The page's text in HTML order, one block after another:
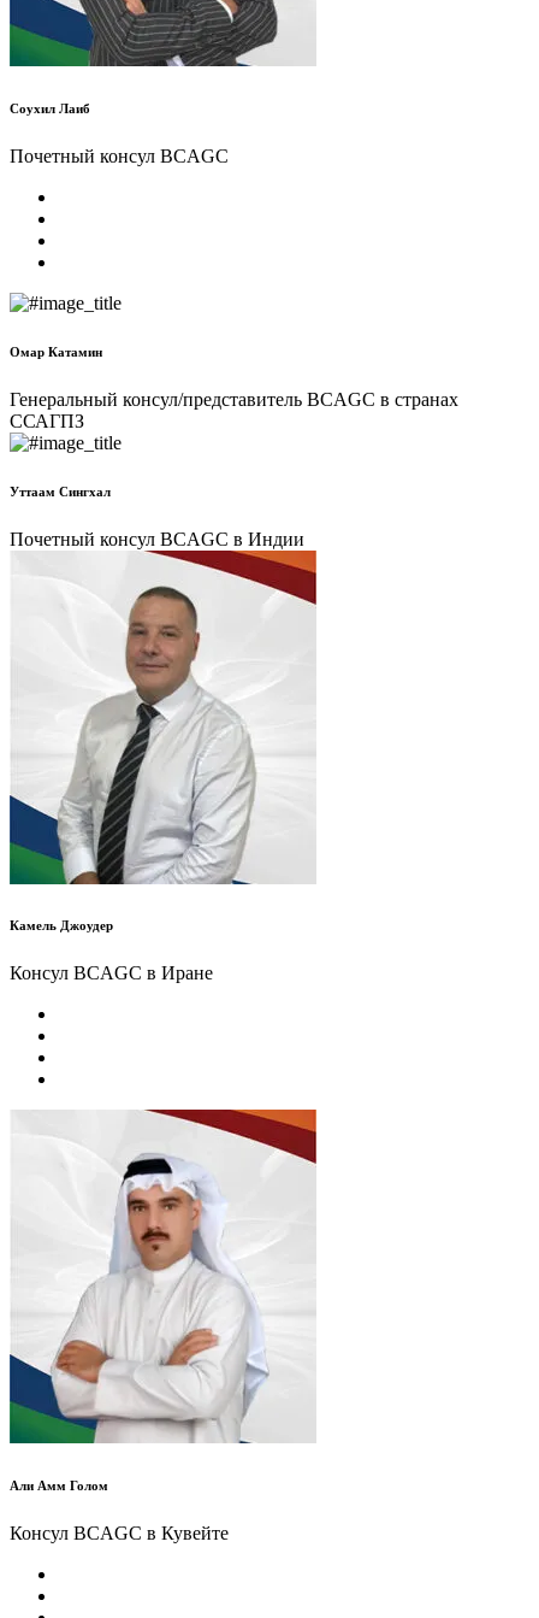
Соухил Лаиб
Почетный консул BCAGC
Омар Катамин
Генеральный консул/представитель BCAGC в странах
ССАГПЗ
Уттаам Сингхал
Почетный консул BCAGC в Индии
Камель Джоудер
Консул BCAGC в Иране
Али Амм Голом
Консул BCAGC в Кувейте